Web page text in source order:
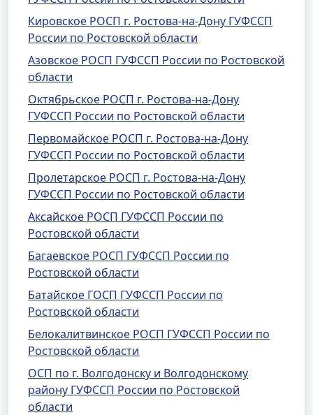
Кировское РОСП г. Ростова-на-Дону ГУФССП
России по Ростовской области
Азовское РОСП ГУФССП России по Ростовской
области
Октябрьское РОСП г. Ростова-на-Дону
ГУФССП России по Ростовской области
Первомайское РОСП г. Ростова-на-Дону
ГУФССП России по Ростовской области
Пролетарское РОСП г. Ростова-на-Дону
ГУФССП России по Ростовской области
Аксайское РОСП ГУФССП России по
Ростовской области
Багаевское РОСП ГУФССП России по
Ростовской области
Батайское ГОСП ГУФССП России по
Ростовской области
Белокалитвинское РОСП ГУФССП России по
Ростовской области
ОСП по г. Волгодонску и Волгодонскому
району ГУФССП России по Ростовской
области